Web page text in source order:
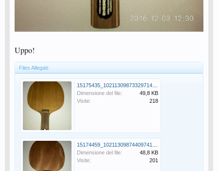
Uppo!
Files Allegati:
Dimensione del file:
49,8 KB
Visite:
218
Dimensione del file:
48,8 KB
Visite:
201